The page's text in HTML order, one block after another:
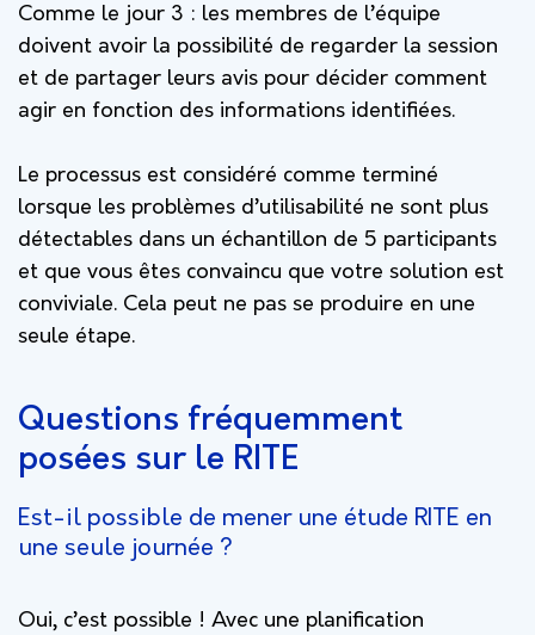
Comme le jour 3 : les membres de l’équipe
doivent avoir la possibilité de regarder la session
et de partager leurs avis pour décider comment
agir en fonction des informations identifiées.
Le processus est considéré comme terminé
lorsque les problèmes d’utilisabilité ne sont plus
détectables dans un échantillon de 5 participants
et que vous êtes convaincu que votre solution est
conviviale. Cela peut ne pas se produire en une
seule étape.
Questions fréquemment
posées sur le RITE
Est-il possible de mener une étude RITE en
une seule journée ?
Oui, c’est possible ! Avec une planification